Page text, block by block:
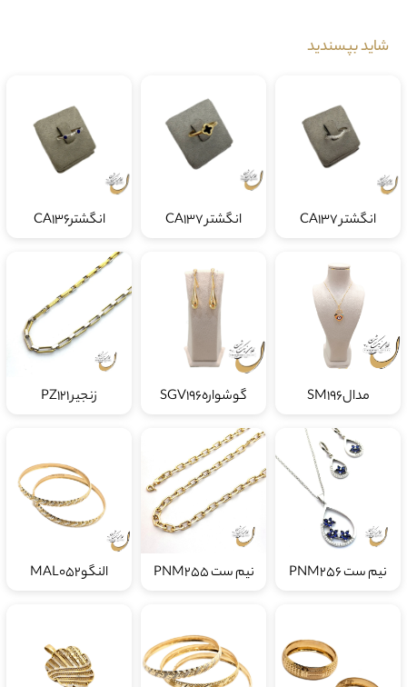
شاید بپسندید
انگشتر CA137 انگشتر CA137 انگشترCA136
مدالSM196 گوشوارهSGV196 زنجیر PZ121
نیم ست PNM256 نیم ست PNM255 النگوMAL052